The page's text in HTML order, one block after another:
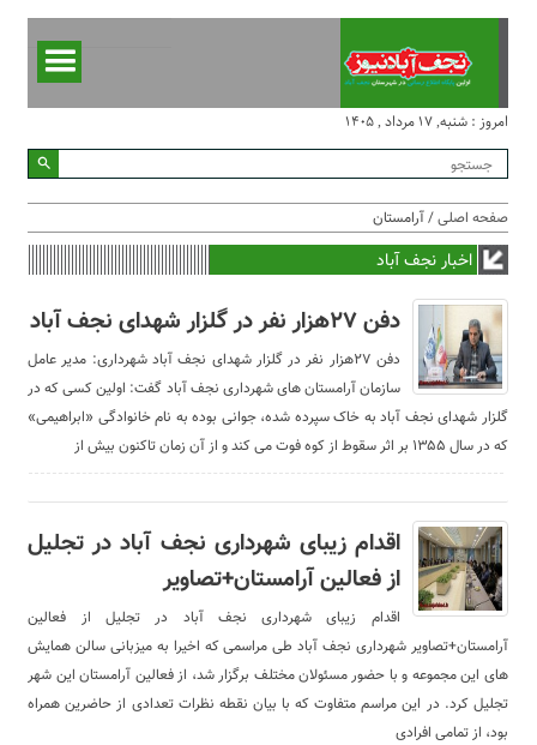
امروز : شنبه, ۱۷ مرداد , ۱۴۰۵
صفحه اصلی/ آرامستان
اخبار نجف آباد
دفن ۲۷هزار نفر در گلزار شهدای نجف آباد
دفن ۲۷هزار نفر در گلزار شهدای نجف آباد شهرداری: مدیر عامل
سازمان آرامستان های شهرداری نجف آباد گفت: اولین کسی که در
گلزار شهدای نجف آباد به خاک سپرده شده، جوانی بوده به نام خانوادگی «ابراهیمی»
که در سال ۱۳۵۵ بر اثر سقوط از کوه فوت می کند و از آن زمان تاکنون بیش از
اقدام زیبای شهرداری نجف آباد در تجلیل
از فعالین آرامستان+تصاویر
اقدام زیبای شهرداری نجف آباد در تجلیل از فعالین
آرامستان+تصاویر شهرداری نجف آباد طی مراسمی که اخیرا به میزبانی سالن همایش
های این مجموعه و با حضور مسئولان مختلف برگزار شد، از فعالین آرامستان این شهر
تجلیل کرد. در این مراسم متفاوت که با بیان نقطه نظرات تعدادی از حاضرین همراه
بود، از تمامی افرادی